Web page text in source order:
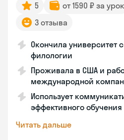
5 от 1590 ₽ за урок
3 отзыва
Окончила университет
филологии
Проживала в США и
международной
Использует
эффективного обучения
Читать дальше